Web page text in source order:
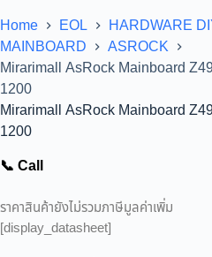
Home EOL
HARDWARE
MAINBOARD
ASROCK
Mirarimall AsRock Mainboard
1200
Mirarimall AsRock Mainboard
1200
📞 Call
ราคาสินค้ายังไม่รวมภาษีมูลค่าเพิ่ม
[display_datasheet]